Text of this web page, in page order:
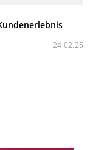
24.02.25